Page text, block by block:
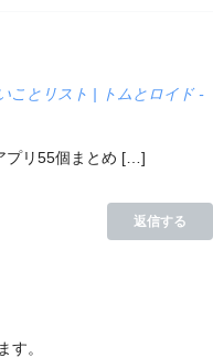
ことリスト | トムとロイド -
プリ55個まとめ […]
返信する
す。